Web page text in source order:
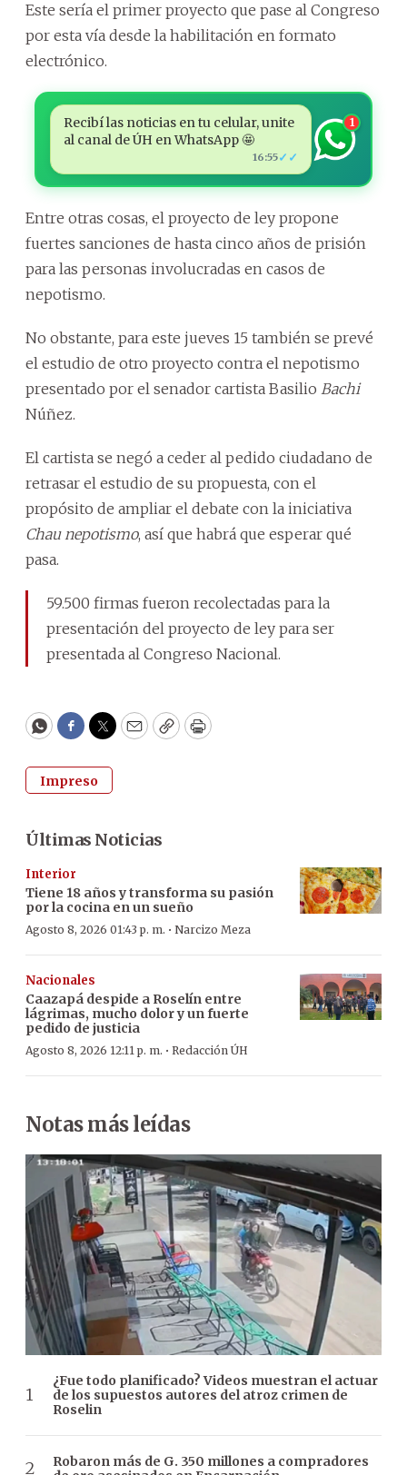
Este sería el primer proyecto que pase al Congreso
por esta vía desde la habilitación en formato
electrónico.
Recibí las noticias en tu celular, unite
al canal de ÚH en WhatsApp 🤩
16:55✓✓
1
Entre otras cosas, el proyecto de ley propone
fuertes sanciones de hasta cinco años de prisión
para las personas involucradas en casos de
nepotismo.
No obstante, para este jueves 15 también se prevé
el estudio de otro proyecto contra el nepotismo
presentado por el senador cartista Basilio Bachi
Núñez.
El cartista se negó a ceder al pedido ciudadano de
retrasar el estudio de su propuesta, con el
propósito de ampliar el debate con la iniciativa
Chau nepotismo, así que habrá que esperar qué
pasa.
59.500 firmas fueron recolectadas para la
presentación del proyecto de ley para ser
presentada al Congreso Nacional.
WhatsApp
Facebook
Twitter
EmailCopyPrint
Impreso
Últimas Noticias
Interior
Tiene 18 años y transforma su pasión
por la cocina en un sueño
Agosto 8, 2026 01:43 p. m. · Narcizo Meza
Nacionales
Caazapá despide a Roselín entre
lágrimas, mucho dolor y un fuerte
pedido de justicia
Agosto 8, 2026 12:11 p. m. · Redacción ÚH
Notas más leídas
¿Fue todo planificado? Videos muestran el actuar
de los supuestos autores del atroz crimen de
Roselin
Robaron más de G. 350 millones a compradores